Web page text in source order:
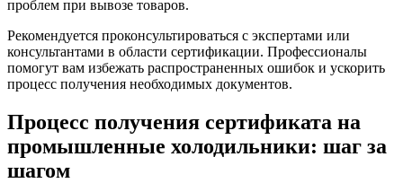
проблем при вывозе товаров.
Рекомендуется проконсультироваться с экспертами или
консультантами в области сертификации. Профессионалы
помогут вам избежать распространенных ошибок и ускорить
процесс получения необходимых документов.
Процесс получения сертификата на
промышленные холодильники: шаг за
шагом